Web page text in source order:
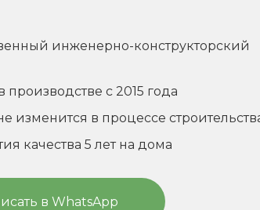
инженерно-конструкторский
производстве с 2015 года
изменится в процессе
качества 5 лет на дома
в WhatsApp